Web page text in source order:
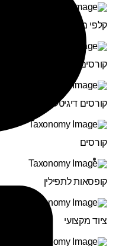
קלפי מזוזה
קורסים פיזיים
קורסים דיגיטליים
קורסים
קופסאות לתפילין
ציוד מקצועי